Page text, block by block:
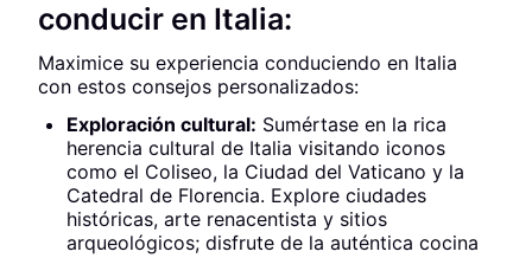
conducir en Italia:
Maximice su experiencia conduciendo en Italia
con estos consejos personalizados:
Exploración cultural: Sumértase en la rica
herencia cultural de Italia visitando iconos
como el Coliseo, la Ciudad del Vaticano y la
Catedral de Florencia. Explore ciudades
históricas, arte renacentista y sitios
arqueológicos; disfrute de la auténtica cocina